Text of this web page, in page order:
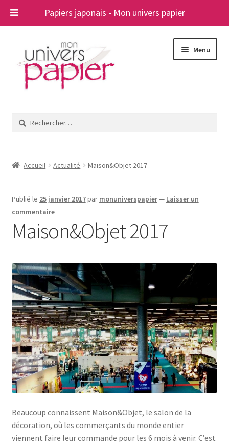
Papiers japonais - Mon univers papier
navigation
contenu
Menu
le
A propos
Rechercher :
Accueil Actualité Maison&Objet 2017
Publié le 25 janvier 2017par monuniverspapier— Laisser un
commentaire
Maison&Objet 2017
Beaucoup connaissent Maison&Objet, le salon de la
décoration, où les commerçants du monde entier
viennent faire leur commande pour les 6 mois à venir. C’est